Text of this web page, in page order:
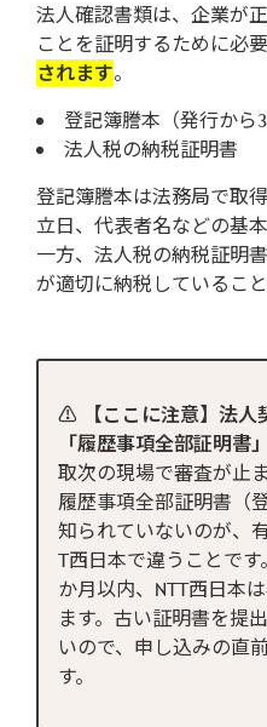
法人確認書類は、企業が
ことを証明するために必要
されます。
登記簿謄本（発行から
法人税の納税証明書
登記簿謄本は法務局で取
立日、代表者名などの基
一方、法人税の納税証明
が適切に納税していること
⚠️ 【ここに注意】法人
「履歴事項全部証明書
取次の現場で審査が止
履歴事項全部証明書（
知られていないのが、
T西日本で違うことで
か月以内、NTT西日本
ます。古い証明書を提
いので、申し込みの直
す。